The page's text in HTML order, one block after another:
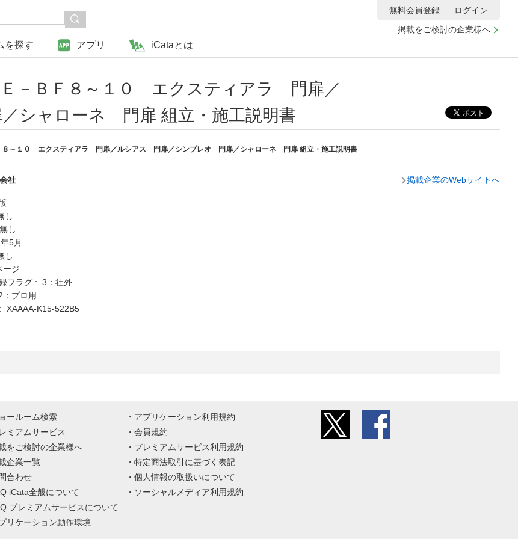
を探す アプリ iCataとは
掲載をご検討の企業様へ
無料会員登録 ログイン
－ＢＦ８～１０ エクスティアラ 門扉／
シャローネ 門扉 組立・施工説明書
～１０ エクスティアラ 門扉／ルシアス 門扉／シンプレオ 門扉／シャローネ 門扉 組立・施工説明書
社
し
し
5月
し
ージ
フラグ : 3：社外
プロ用
XAAAA-K15-522B5
掲載企業のWebサイトへ
ールーム検索
ミアムサービス
をご検討の企業様へ
企業一覧
合わせ
iCata全般について
プレミアムサービスについて
リケーション動作環境
アプリケーション利用規約
会員規約
プレミアムサービス利用規約
特定商法取引に基づく表記
個人情報の取扱いについて
ソーシャルメディア利用規約